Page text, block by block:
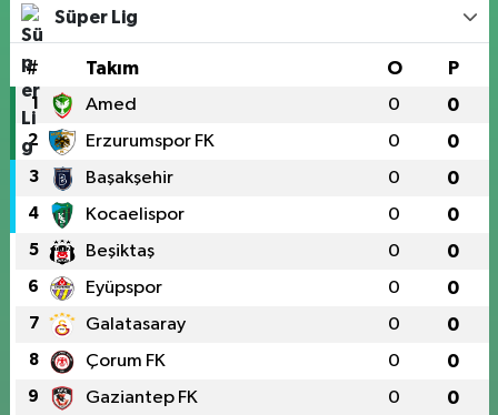
Süper Lig
# Takım O P
1 Amed 0 0
2 Erzurumspor FK 0 0
3 Başakşehir 0 0
4 Kocaelispor 0 0
5 Beşiktaş 0 0
6 Eyüpspor 0 0
7 Galatasaray 0 0
8 Çorum FK 0 0
9 Gaziantep FK 0 0